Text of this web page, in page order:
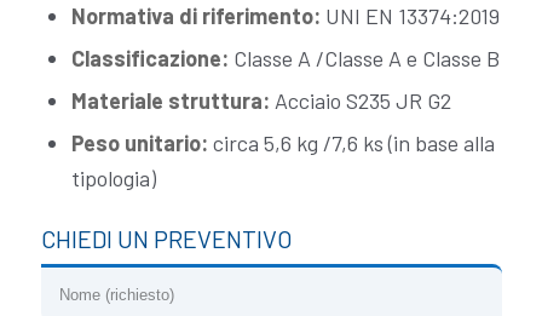
Normativa di riferimento: UNI EN 13374:2019
Classificazione: Classe A /Classe A e Classe B
Materiale struttura: Acciaio S235 JR G2
Peso unitario: circa 5,6 kg /7,6 ks (in base alla
tipologia)
CHIEDI UN PREVENTIVO